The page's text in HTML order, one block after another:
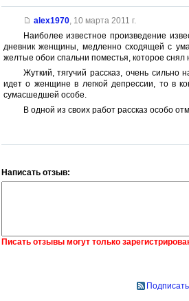
alex1970, 10 марта 2011 г.
Наиболее известное произведение
дневник женщины, медленно сходящей с
желтые обои спальни поместья, которое снял
Жуткий, тягучий рассказ, очень сильно
идет о женщине в легкой депрессии, то в
сумасшедшей особе.
В одной из своих работ рассказ особо
Написать отзыв:
Писать отзывы могут только